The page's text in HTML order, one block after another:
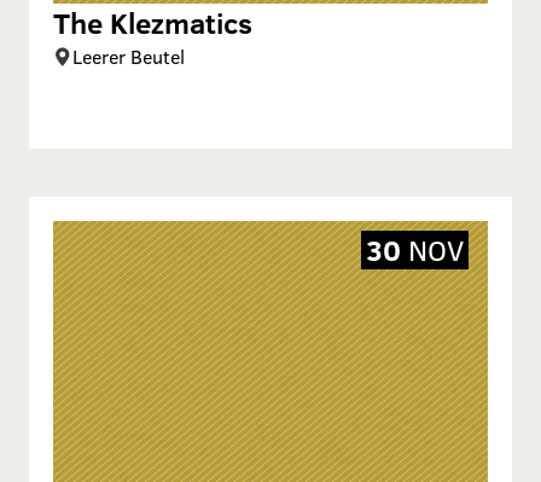
The Klezmatics
Leerer Beutel
30 NOV